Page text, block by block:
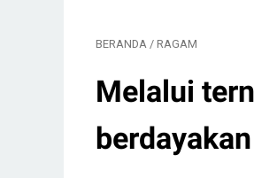
BERANDA / RAGAM
Melalui